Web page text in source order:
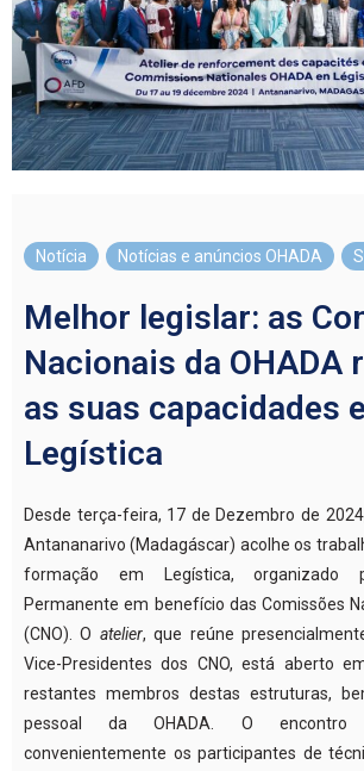
Notícia Notícias e anúncios OHADA
Melhor legislar: as
Nacionais da OHADA
as suas capacidades
Legística
Desde terça-feira, 17 de Dezembro de
Antananarivo (Madagáscar) acolhe os
formação em Legística, organizado
Permanente em benefício das Comissões
(CNO). O atelier, que reúne
Vice-Presidentes dos CNO, está aberto
restantes membros destas estruturas,
pessoal da OHADA. O encontro
convenientemente os participantes de